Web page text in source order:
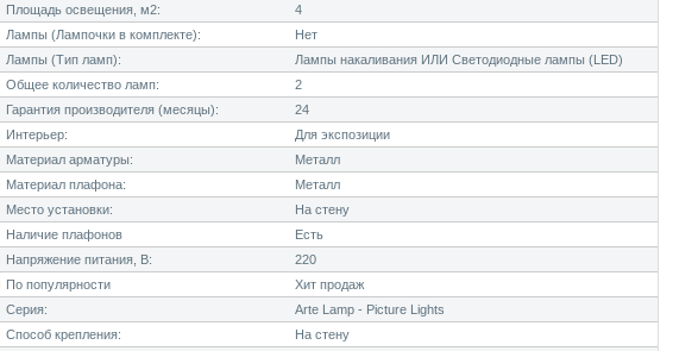
Площадь освещения, м2:
4
Лампы (Лампочки в комплекте):
Нет
Лампы (Тип ламп):
Лампы накаливания ИЛИ Светодиодные лампы (LED)
Общее количество ламп:
2
Гарантия производителя (месяцы):
24
Интерьер:
Для экспозиции
Материал арматуры:
Металл
Материал плафона:
Металл
Место установки:
На стену
Наличие плафонов
Есть
Напряжение питания, В:
220
По популярности
Хит продаж
Серия:
Arte Lamp - Picture Lights
Способ крепления:
На стену